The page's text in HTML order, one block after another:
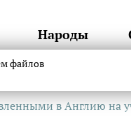
Народы
в Англию на
файлов